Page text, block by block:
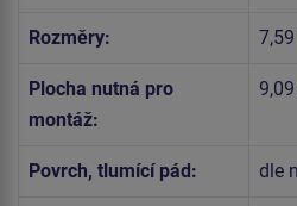
Rozměry:
Plocha nutná pro
montáž:
Povrch, tlumící pád: dle